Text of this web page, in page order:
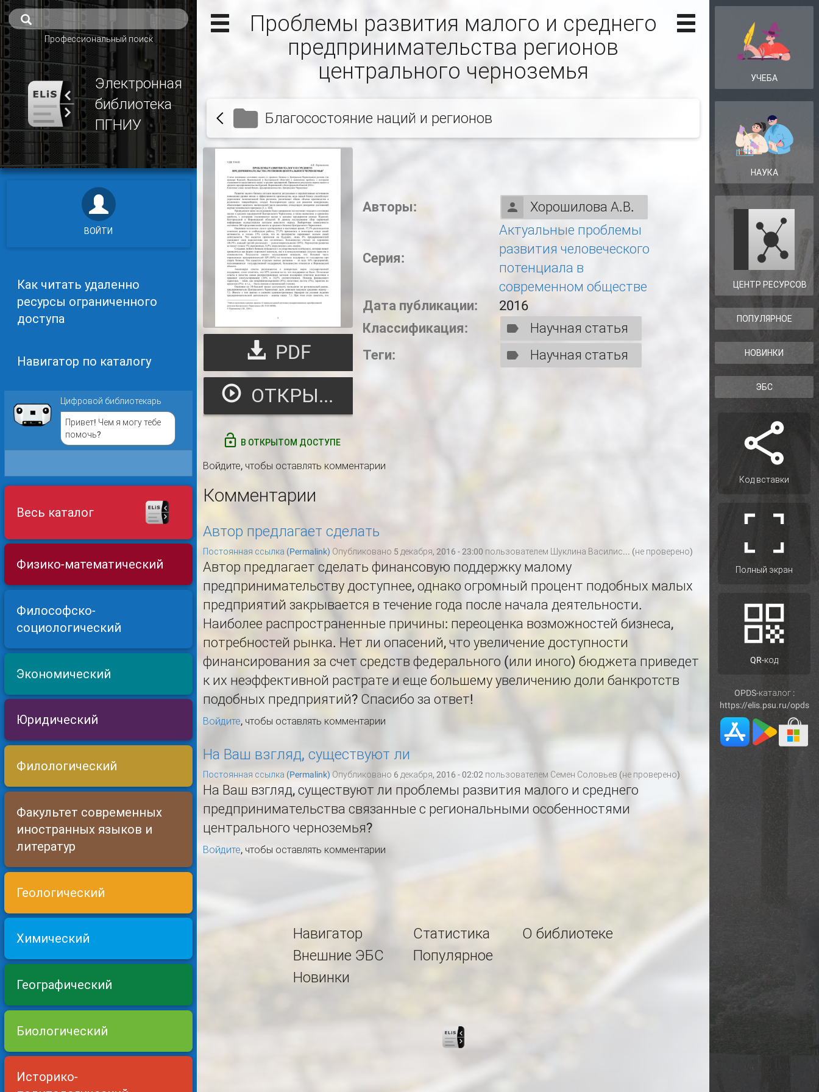
Профессиональный поиск
Электронная
библиотека
ПГНИУ
ВОЙТИ
Как читать удаленно
ресурсы ограниченного
доступа
Навигатор по каталогу
Цифровой библиотекарь
Привет! Чем я могу тебе
помочь?
Весь каталог
Физико-математический
Философско-
социологический
Экономический
Юридический
Филологический
Факультет современных
иностранных языков и
литератур
Геологический
Химический
Географический
Биологический
Историко-
Проблемы развития малого и среднего
предпринимательства регионов
центрального черноземья
Благосостояние наций и регионов
PDF
ОТКРЫТЬ
Авторы: Хорошилова А.В.
Серия:
Актуальные проблемы
развития человеческого
потенциала в
современном обществе
Дата публикации:
2016
Классификация:
Научная статья
Теги:
Научная статья
В ОТКРЫТОМ ДОСТУПЕ
Войдите, чтобы оставлять комментарии
Комментарии
Автор предлагает сделать
Постоянная ссылка (Permalink) Опубликовано 5 декабря, 2016 - 23:00 пользователем Шуклина Василис... (не проверено)
Автор предлагает сделать финансовую поддержку малому
предпринимательству доступнее, однако огромный процент подобных малых
предприятий закрывается в течение года после начала деятельности.
Наиболее распространенные причины: переоценка возможностей бизнеса,
потребностей рынка. Нет ли опасений, что увеличение доступности
финансирования за счет средств федерального (или иного) бюджета приведет
к их неэффективной растрате и еще большему увеличению доли банкротств
подобных предприятий? Спасибо за ответ!
Войдите, чтобы оставлять комментарии
На Ваш взгляд, существуют ли
Постоянная ссылка (Permalink) Опубликовано 6 декабря, 2016 - 02:02 пользователем Семен Соловьев (не проверено)
На Ваш взгляд, существуют ли проблемы развития малого и среднего
предпринимательства связанные с региональными особенностями
центрального черноземья?
Войдите, чтобы оставлять комментарии
Навигатор
Внешние ЭБС
Новинки
Статистика
Популярное
О библиотеке
УЧЕБА
НАУКА
ЦЕНТР РЕСУРСОВ
ПОПУЛЯРНОЕ
НОВИНКИ
ЭБС
Код вставки
Полный экран
QR-код
OPDS-каталог :
https://elis.psu.ru/opds